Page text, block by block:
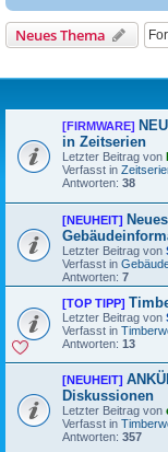
Neues Thema
[FIRMWARE]
in Zeitserien
Letzter Beitrag von
Verfasst in
Antworten: 38
[NEUHEIT]
Letzter Beitrag von
Verfasst in
Antworten: 7
[TOP TIPP]
Letzter Beitrag von
Verfasst in
Antworten: 13
[NEUHEIT]
Diskussionen
Letzter Beitrag von
Verfasst in
Antworten: 357